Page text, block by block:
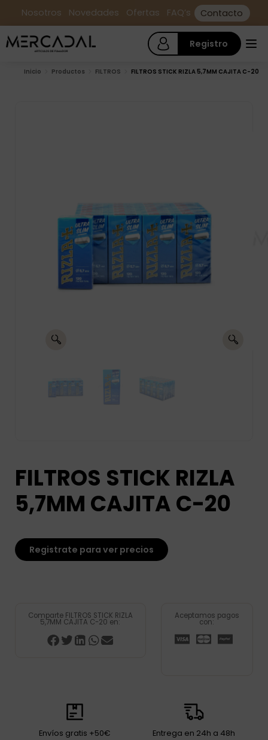
Nosotros Novedades Ofertas FAQ’s Contacto
Registro
Inicio Productos FILTROS FILTROS STICK RIZLA 5,7MM CAJITA C-20
FILTROS STICK RIZLA
5,7MM CAJITA C-20
Registrate para ver precios
Comparte FILTROS STICK RIZLA
5,7MM CAJITA C-20 en:
Aceptamos pagos
con:
Envíos gratis +50€ Entrega en 24h a 48h